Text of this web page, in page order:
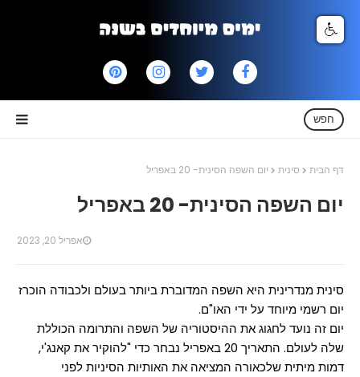
חפש
דף הבית סינית יום השפה הסינית- 20 באפריל
יום השפה הסינית- 20 באפריל
אפריל 20, 2023
סינית מנדרינית היא השפה המדוברת ביותר בעולם ולכבודה הוכרז
יום רשמי מיוחד על ידי האו"ם.
יום זה נועד לחגוג את ההיסטוריה של השפה והתרומה הכוללת
שלה לעולם. התאריך
20 באפריל נבחר כדי "להוקיר את קאנג'י,
דמות מיתית שלכאורה המציאה את האותיות הסיניות לפני